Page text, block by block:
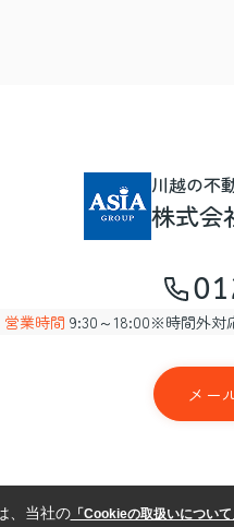
川越の不
株式
営業時間 9:30～18:00※時間外対
メー
、当社の「Cookieの取扱いについて